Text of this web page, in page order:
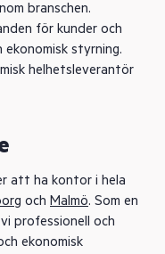
branschen.
för kunder och
styrning.
helhetsleverantör
att ha kontor i hela
och Malmö. Som en
professionell och
ekonomisk